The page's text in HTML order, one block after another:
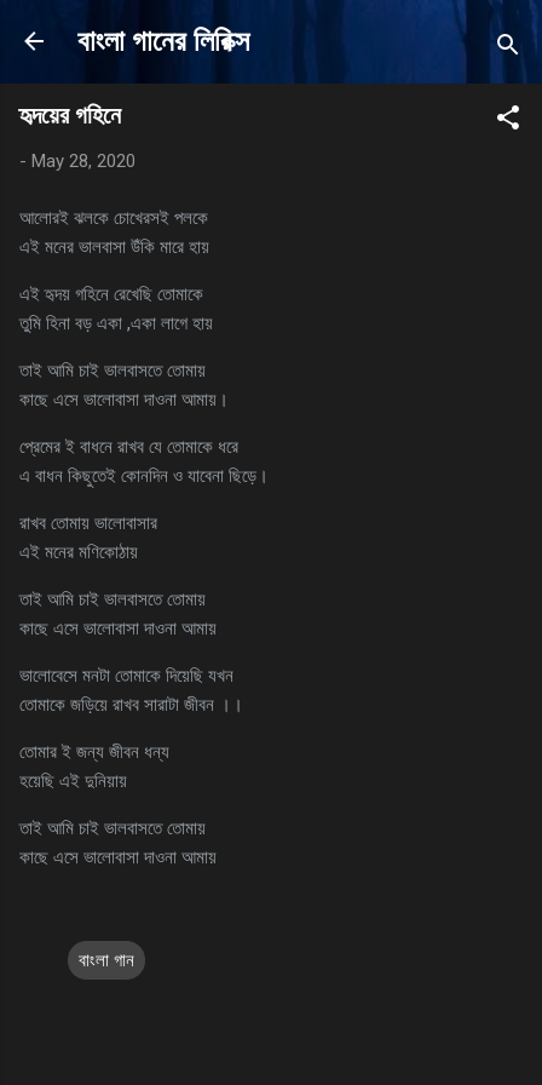
Skip to main content
বাংলা গানের লিরিক্স
হৃদয়ের গহিনে
- May 28, 2020
আলোরই ঝলকে চোখেরসই পলকে
এই মনের ভালবাসা উঁকি মারে হায়
এই হৃদয় গহিনে রেখেছি তোমাকে
তুমি হিনা বড় একা ,একা লাগে হায়
তাই আমি চাই ভালবাসতে তোমায়
কাছে এসে ভালোবাসা দাওনা আমায়।
প্রেমের ই বাধনে রাখব যে তোমাকে ধরে
এ বাধন কিছুতেই কোনদিন ও যাবেনা ছিড়ে।
রাখব তোমায় ভালোবাসার
এই মনের মণিকোঠায়
তাই আমি চাই ভালবাসতে তোমায়
কাছে এসে ভালোবাসা দাওনা আমায়
ভালোবেসে মনটা তোমাকে দিয়েছি যখন
তোমাকে জড়িয়ে রাখব সারাটা জীবন ।।
তোমার ই জন্য জীবন ধন্য
হয়েছি এই দুনিয়ায়
তাই আমি চাই ভালবাসতে তোমায়
কাছে এসে ভালোবাসা দাওনা আমায়
বাংলা গান